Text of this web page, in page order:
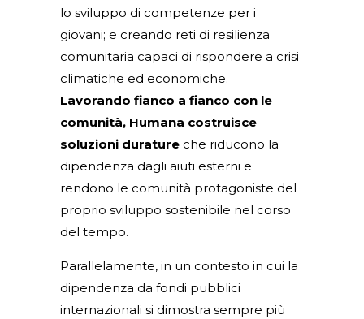
lo sviluppo di competenze per i
giovani; e creando reti di resilienza
comunitaria capaci di rispondere a crisi
climatiche ed economiche.
Lavorando fianco a fianco con le
comunità, Humana costruisce
soluzioni durature che riducono la
dipendenza dagli aiuti esterni e
rendono le comunità protagoniste del
proprio sviluppo sostenibile nel corso
del tempo.
Parallelamente, in un contesto in cui la
dipendenza da fondi pubblici
internazionali si dimostra sempre più